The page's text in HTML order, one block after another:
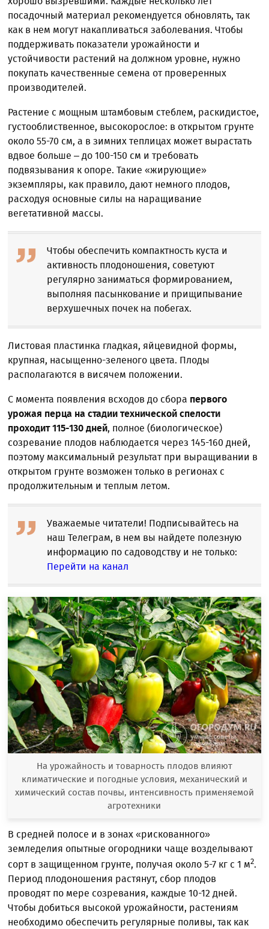
посадочный материал рекомендуется обновлять, так
как в нем могут накапливаться заболевания. Чтобы
поддерживать показатели урожайности и
устойчивости растений на должном уровне, нужно
покупать качественные семена от проверенных
производителей.
Растение с мощным штамбовым стеблем, раскидистое,
густооблиственное, высокорослое: в открытом грунте
около 55-70 см, а в зимних теплицах может вырастать
вдвое больше – до 100-150 см и требовать
подвязывания к опоре. Такие «жирующие»
экземпляры, как правило, дают немного плодов,
расходуя основные силы на наращивание
вегетативной массы.
Чтобы обеспечить компактность куста и
активность плодоношения, советуют
регулярно заниматься формированием,
выполняя пасынкование и прищипывание
верхушечных почек на побегах.
Листовая пластинка гладкая, яйцевидной формы,
крупная, насыщенно-зеленого цвета. Плоды
располагаются в висячем положении.
С момента появления всходов до сбора первого
урожая перца на стадии технической спелости
проходит 115-130 дней, полное (биологическое)
созревание плодов наблюдается через 145-160 дней,
поэтому максимальный результат при выращивании в
открытом грунте возможен только в регионах с
продолжительным и теплым летом.
Уважаемые читатели! Подписывайтесь на
наш Телеграм, в нем вы найдете полезную
информацию по садоводству и не только:
Перейти на канал
На урожайность и товарность плодов влияют
климатические и погодные условия, механический и
химический состав почвы, интенсивность применяемой
агротехники
В средней полосе и в зонах «рискованного»
земледелия опытные огородники чаще возделывают
сорт в защищенном грунте, получая около 5-7 кг с 1 м2.
Период плодоношения растянут, сбор плодов
проводят по мере созревания, каждые 10-12 дней.
Чтобы добиться высокой урожайности, растениям
необходимо обеспечить регулярные поливы, так как